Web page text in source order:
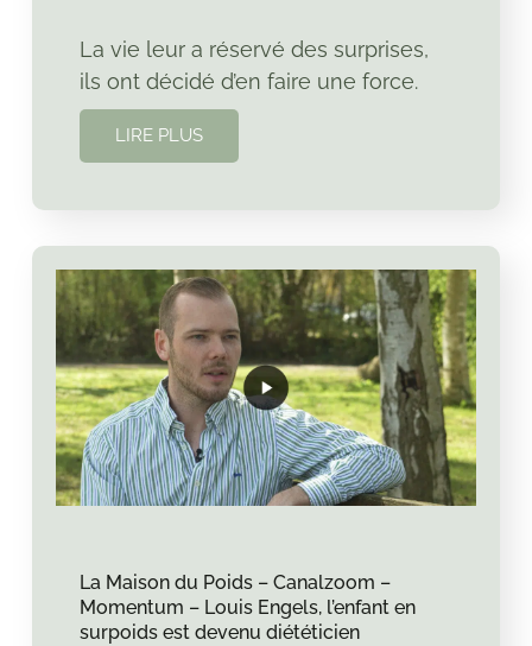
La vie leur a réservé des surprises,
ils ont décidé d’en faire une force.
LIRE PLUS
La Maison du Poids – Canalzoom –
Momentum – Louis Engels, l’enfant en
surpoids est devenu diététicien